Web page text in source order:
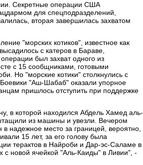
Секретные операции США
для спецподразделений,
вторая завершилась захватом
"морских котиков", известное как
с катеров в Бараве,
был захват одного из
с 15 сообщниками, готовыми
Но "морские котики" столкнулись с
"Аш-Шабаб" оказали упорное
пришлось отступить при поддержке
в которой находился Абдель Хамед аль-
из машины и увезли. Вечером
надежное место за границей, вероятно,
15 лет, за его голову была
терактов в Найроби и Дар-эс-Саламе в
с новой ячейкой "Аль-Каиды" в Ливии", -